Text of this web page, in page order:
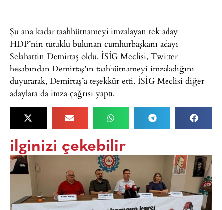
Şu ana kadar taahhütnameyi imzalayan tek aday
HDP’nin tutuklu bulunan cumhurbaşkanı adayı
Selahattin Demirtaş oldu. İSİG Meclisi, Twitter
hesabından Demirtaş’ın taahhütnameyi imzaladığını
duyurarak, Demirtaş’a teşekkür etti. İSİG Meclisi diğer
adaylara da imza çağrısı yaptı.
ilginizi çekebilir